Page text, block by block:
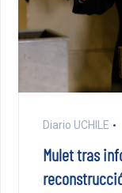
Diario UCHILE
Mulet tras